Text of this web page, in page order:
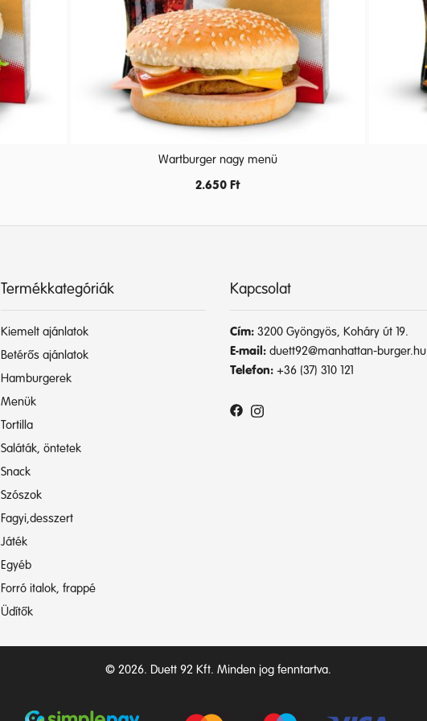
Wartburger nagy menü
2.650 Ft
Termékkategóriák
Kiemelt ajánlatok
Betérős ajánlatok
Hamburgerek
Menük
Tortilla
Saláták, öntetek
Snack
Szószok
Fagyi,desszert
Játék
Egyéb
Forró italok, frappé
Üdítők
Kapcsolat
Cím: 3200 Gyöngyös, Koháry út 19.
E-mail: duett92@manhattan-burger.hu
Telefon: +36 (37) 310 121
© 2026. Duett 92 Kft. Minden jog fenntartva.